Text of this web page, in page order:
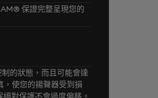
保證完整呈現您的
的狀態，而且可能會達
，使您的揚聲器受到損